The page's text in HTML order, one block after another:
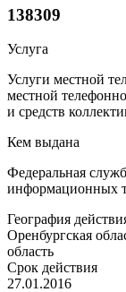
138309
Услуга
Услуги местной
местной
и средств
Кем выдана
Федеральная
информационных
География
Оренбургская
область
Срок действия
27.01.2016